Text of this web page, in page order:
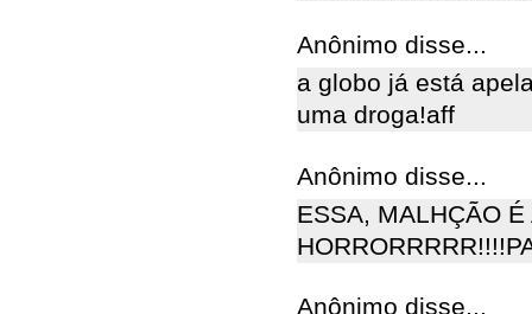
Anônimo disse...
a globo já está
uma droga!aff
Anônimo disse...
ESSA, MALHÇÃO
Anônimo disse...